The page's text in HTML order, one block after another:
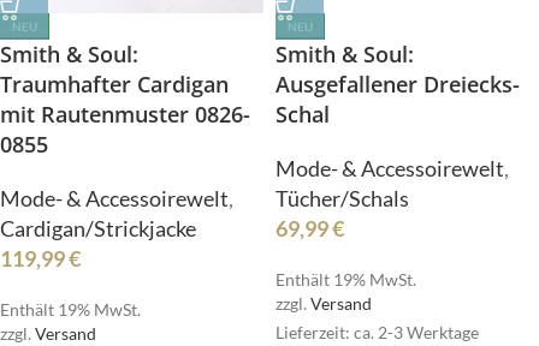
NEU
Smith & Soul:
Traumhafter Cardigan
mit Rautenmuster 0826-
0855
Mode- & Accessoirewelt,
Cardigan/Strickjacke
119,99€
Enthält 19% MwSt.
zzgl. Versand
NEU
Smith & Soul:
Ausgefallener Dreiecks-
Schal
Mode- & Accessoirewelt,
Tücher/Schals
69,99€
Enthält 19% MwSt.
zzgl. Versand
Lieferzeit: ca. 2-3 Werktage